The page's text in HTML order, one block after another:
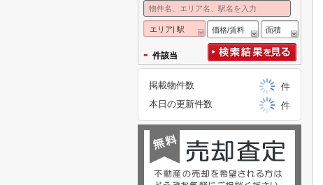
エリア| 駅 価格/賃料 面積
- 件該当
掲載物件数
件
本日の更新件数
件